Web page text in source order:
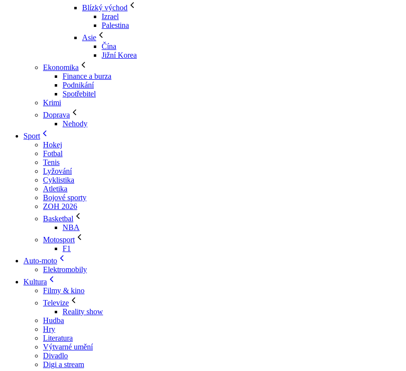
Blízký východ
Izrael
Palestina
Asie
Čína
Jižní Korea
Ekonomika
Finance a burza
Podnikání
Spotřebitel
Krimi
Doprava
Nehody
Sport
Hokej
Fotbal
Tenis
Lyžování
Cyklistika
Atletika
Bojové sporty
ZOH 2026
Basketbal
NBA
Motosport
F1
Auto-moto
Elektromobily
Kultura
Filmy & kino
Televize
Reality show
Hudba
Hry
Literatura
Výtvarné umění
Divadlo
Digi a stream